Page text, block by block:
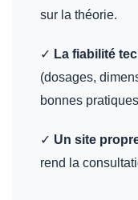
sur la théorie.
✓ La fiabilité
(dosages,
bonnes
✓ Un site
rend la